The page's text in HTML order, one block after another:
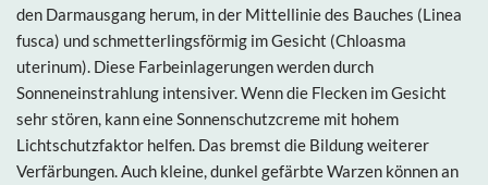
den Darmausgang herum, in der Mittellinie des Bauches (Linea
fusca) und schmetterlingsförmig im Gesicht (Chloasma
uterinum). Diese Farbeinlagerungen werden durch
Sonneneinstrahlung intensiver. Wenn die Flecken im Gesicht
sehr stören, kann eine Sonnenschutzcreme mit hohem
Lichtschutzfaktor helfen. Das bremst die Bildung weiterer
Verfärbungen. Auch kleine, dunkel gefärbte Warzen können an